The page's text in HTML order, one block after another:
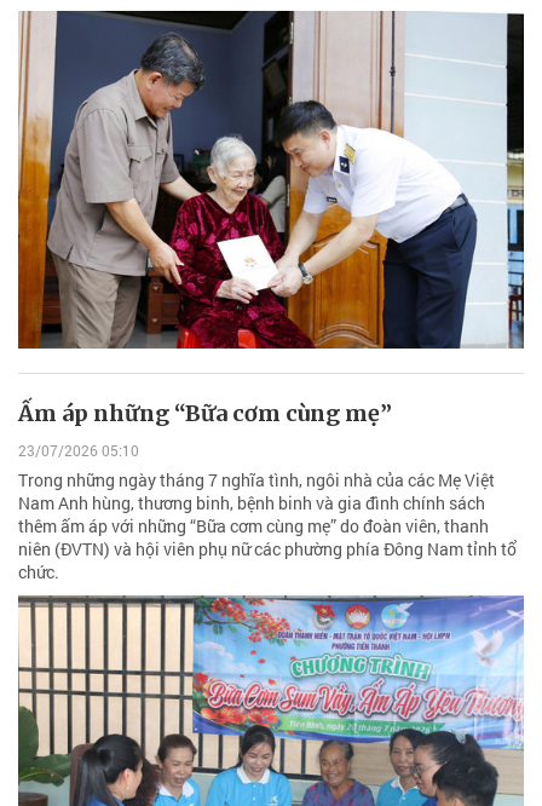
Ấm áp những “Bữa cơm cùng mẹ”
23/07/2026 05:10
Trong những ngày tháng 7 nghĩa tình, ngôi nhà của các Mẹ Việt
Nam Anh hùng, thương binh, bệnh binh và gia đình chính sách
thêm ấm áp với những “Bữa cơm cùng mẹ” do đoàn viên, thanh
niên (ĐVTN) và hội viên phụ nữ các phường phía Đông Nam tỉnh tổ
chức.